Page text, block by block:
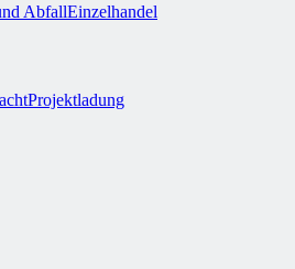
AbfallEinzelhandel
Projektladung